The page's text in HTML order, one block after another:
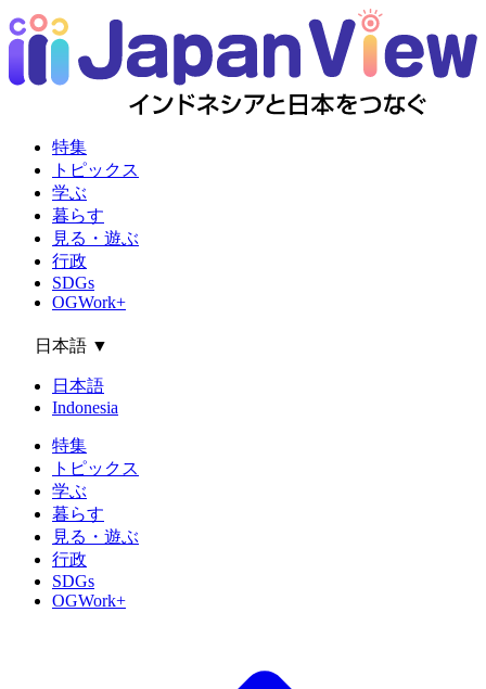
特集
トピックス
学ぶ
暮らす
見る・遊ぶ
行政
SDGs
OGWork+
日本語 ▼
日本語
Indonesia
特集
トピックス
学ぶ
暮らす
見る・遊ぶ
行政
SDGs
OGWork+